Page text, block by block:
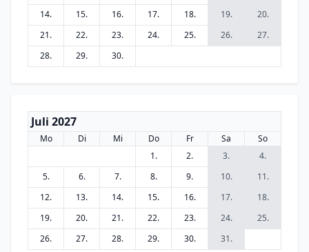
14.
15. 16. 17. 18. 19.
20.
21.
22. 23. 24. 25. 26.
27.
28.
29. 30.
Juli 2027
Mo Di Mi Do Fr Sa
So
1.
2. 3.
4.
5.
6. 7. 8. 9. 10.
11.
12.
13. 14. 15. 16. 17.
18.
19.
20. 21. 22. 23. 24.
25.
26.
27. 28. 29. 30. 31.